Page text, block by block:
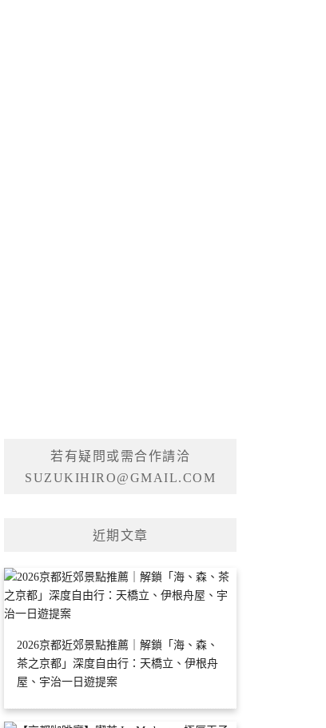
若有疑問或需合作請洽
SUZUKIHIRO@GMAIL.COM
近期文章
2026京都近郊景點推薦｜解鎖「海、森、
茶之京都」深度自由行：天橋立、伊根舟
屋、宇治一日遊提案